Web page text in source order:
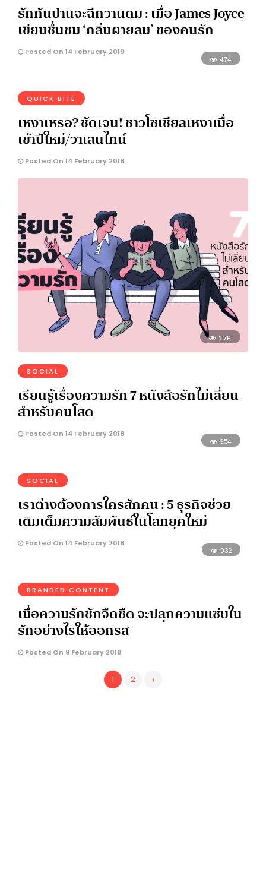
รักกันปานจะฉีกวานดม : เมื่อ James Joyce
เขียนชื่นชม ‘กลิ่นผายลม’ ของคนรัก
Posted On 14 February 2019
474
QUICK BITE
เหงาเหรอ? ชัดเจน! ชาวโซเชียลเหงาเมื่อ
เข้าปีใหม่/วาเลนไทน์
Posted On 14 February 2018
1.7K
SOCIAL
เรียนรู้เรื่องความรัก 7 หนังสือรักไม่เลี่ยน
สำหรับคนโสด
Posted On 14 February 2018
954
SOCIAL
เราต่างต้องการใครสักคน : 5 ธุรกิจช่วย
เติมเต็มความสัมพันธ์ในโลกยุคใหม่
Posted On 14 February 2018
932
BRANDED CONTENT
เมื่อความรักชักจืดชืด จะปลุกความแซ่บใน
รักอย่างไรให้ออกรส
Posted On 9 February 2018
1 2 ›